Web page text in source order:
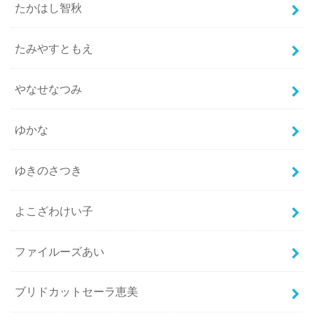
たかはし智秋
たみやすともえ
やなせなつみ
ゆかな
ゆきのさつき
よこざわけい子
ファイルーズあい
ブリドカットセーラ恵美